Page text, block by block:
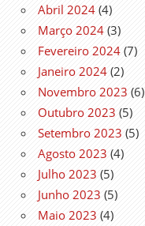
Abril 2024 (4)
Março 2024 (3)
Fevereiro 2024 (7)
Janeiro 2024 (2)
Novembro 2023 (6)
Outubro 2023 (5)
Setembro 2023 (5)
Agosto 2023 (4)
Julho 2023 (5)
Junho 2023 (5)
Maio 2023 (4)